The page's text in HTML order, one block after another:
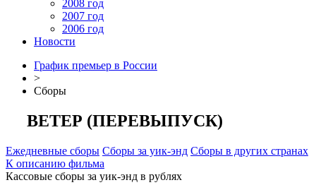
2008 год
2007 год
2006 год
Новости
График премьер в России
>
Сборы
ВЕТЕР (ПЕРЕВЫПУСК)
Ежедневные сборы Сборы за уик-энд Сборы в других странах
К описанию фильма
Кассовые сборы за уик-энд в рублях